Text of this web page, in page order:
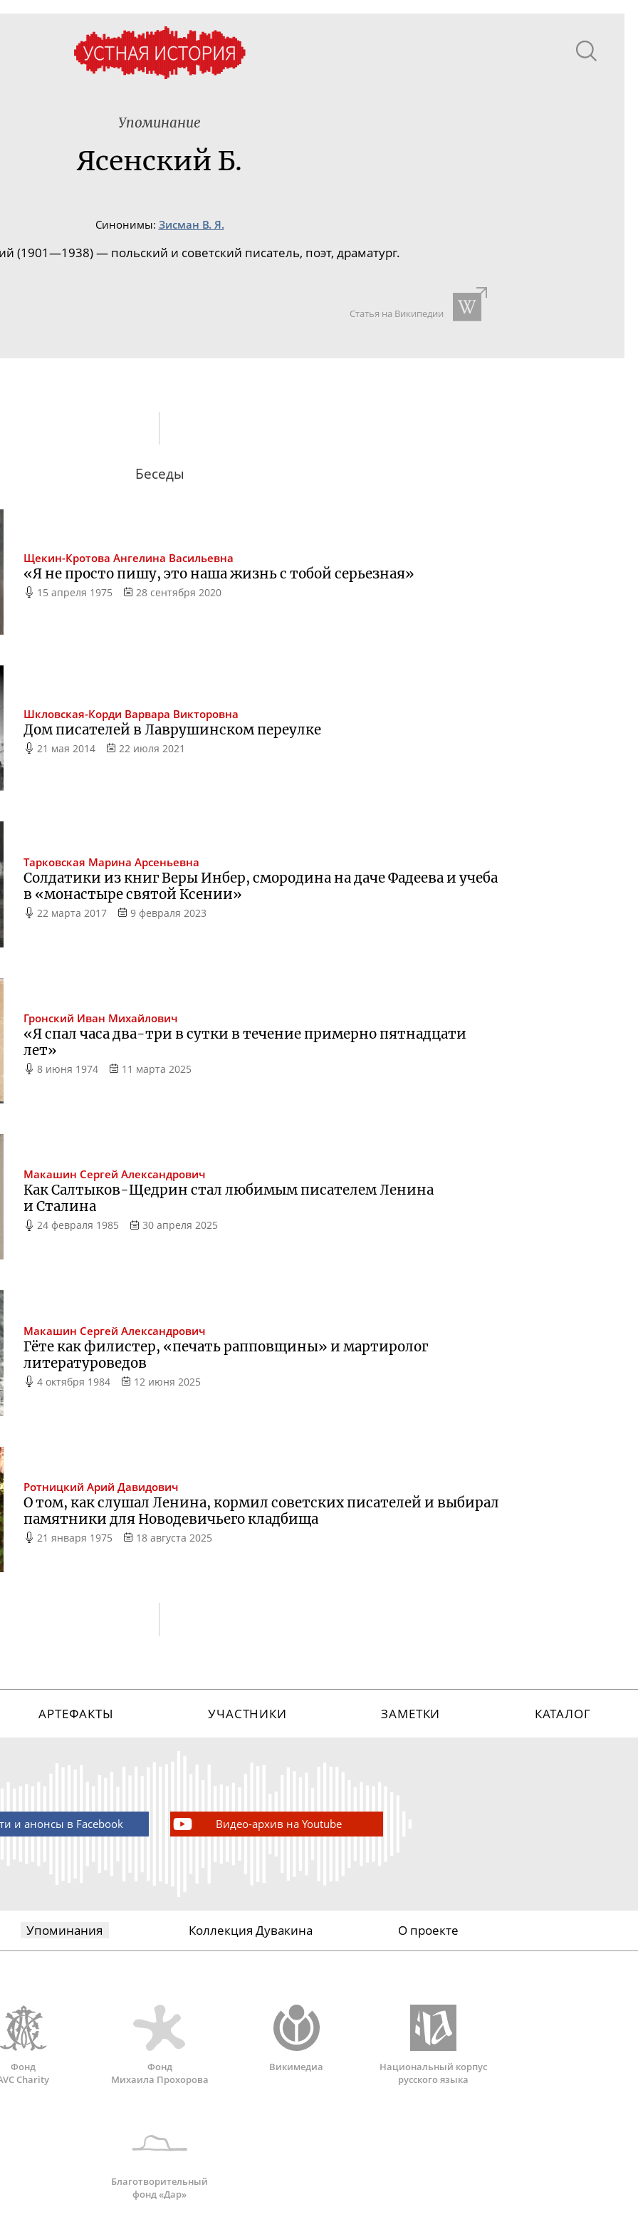
Упоминание
Ясенский Б.
Синонимы: Зисман В. Я.
(1901—1938) — польский и советский писатель, поэт, драматург.
Статья на Википедии
Беседы
Щекин-Кротова Ангелина Васильевна
«Я не просто пишу, это наша жизнь с тобой серьезная»
15 апреля 1975 28 сентября 2020
Шкловская-Корди Варвара Викторовна
Дом писателей в Лаврушинском переулке
21 мая 2014 22 июля 2021
Тарковская Марина Арсеньевна
Солдатики из книг Веры Инбер, смородина на даче Фадеева и учеба
в «монастыре святой Ксении»
22 марта 2017 9 февраля 2023
Гронский Иван Михайлович
«Я спал часадва-три в сутки в течение примерно пятнадцати
лет»
8 июня 1974 11 марта 2025
Макашин Сергей Александрович
КакСалтыков-Щедрин стал любимым писателем Ленина
и Сталина
24 февраля 1985 30 апреля 2025
Макашин Сергей Александрович
Гёте как филистер, «печать рапповщины» и мартиролог
литературоведов
4 октября 1984 12 июня 2025
Ротницкий Арий Давидович
О том, как слушал Ленина, кормил советских писателей и выбирал
памятники для Новодевичьего кладбища
21 января 1975 18 августа 2025
АРТЕФАКТЫ УЧАСТНИКИ ЗАМЕТКИ КАТАЛОГ
и анонсы в Facebook Видео-архив на Youtube
Упоминания Коллекция Дувакина О проекте
Фонд
Charity
Фонд
Михаила Прохорова
Викимедиа
Национальный корпус
русского языка
Благотворительный
фонд «Дар»